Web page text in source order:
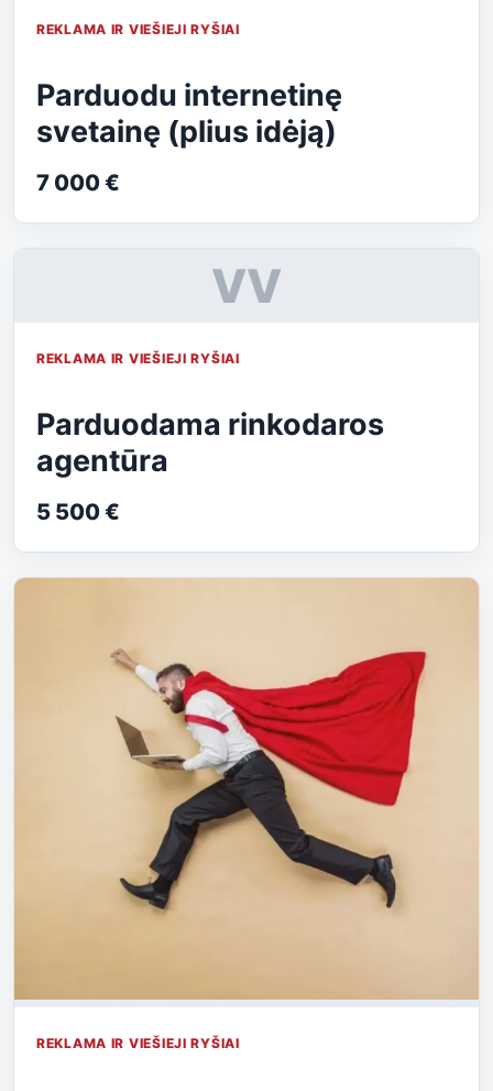
REKLAMA IR VIEŠIEJI RYŠIAI
Parduodu internetinę
svetainę (plius idėją)
7 000 €
VV
REKLAMA IR VIEŠIEJI RYŠIAI
Parduodama rinkodaros
agentūra
5 500 €
REKLAMA IR VIEŠIEJI RYŠIAI